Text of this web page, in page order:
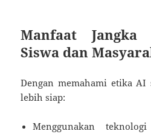
Manfaat Jangka
Siswa dan
Dengan memahami etika
lebih siap:
Menggunakan